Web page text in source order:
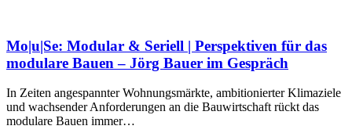
Mo|u|Se: Modular & Seriell | Perspektiven für das
modulare Bauen – Jörg Bauer im Gespräch
In Zeiten angespannter Wohnungsmärkte, ambitionierter Klimaziele
und wachsender Anforderungen an die Bauwirtschaft rückt das
modulare Bauen immer…